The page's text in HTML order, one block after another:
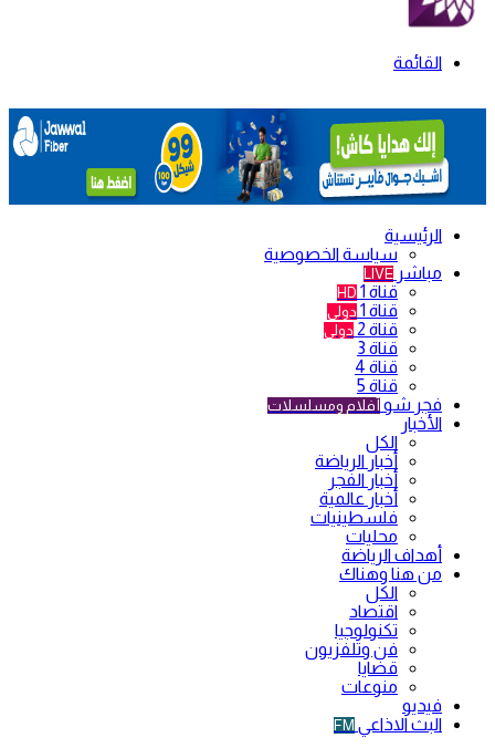
القائمة
الرئيسية
سياسة الخصوصية
مباشر LIVE
قناة 1 HD
قناة 1 دولي
قناة 2 دولي
قناة 3
قناة 4
قناة 5
فجر شو أفلام ومسلسلات
الأخبار
الكل
أخبار الرياضة
أخبار الفجر
أخبار عالمية
فلسطينيات
محليات
أهداف الرياضة
من هنا وهناك
الكل
اقتصاد
تكنولوجيا
فن وتلفزيون
قضايا
منوعات
فيديو
البث الاذاعي FM